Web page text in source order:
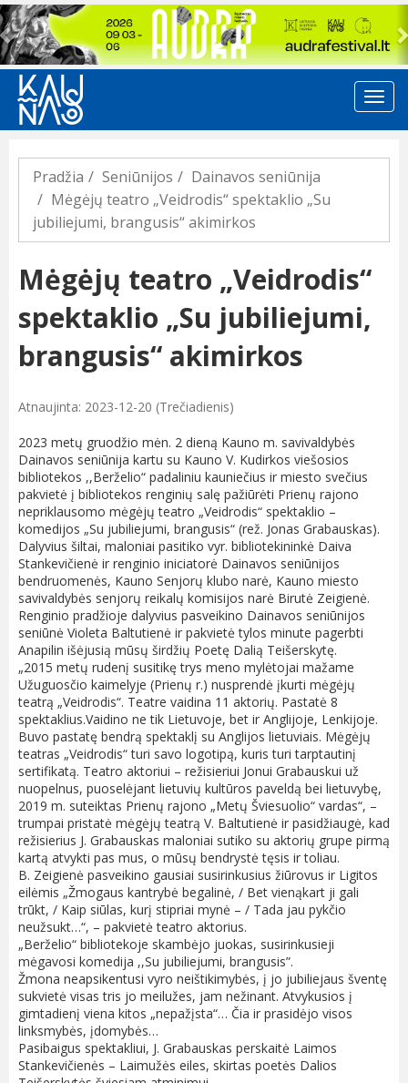
Previous
Pradžia Seniūnijos
Dainavos seniūnija
Mėgėjų teatro „Veidrodis“ spektaklio „Su
jubiliejumi, brangusis“ akimirkos
Mėgėjų teatro „Veidrodis“
spektaklio „Su jubiliejumi,
brangusis“ akimirkos
Atnaujinta: 2023-12-20 (Trečiadienis)
2023 metų gruodžio mėn. 2 dieną Kauno m. savivaldybės
Dainavos seniūnija kartu su Kauno V. Kudirkos viešosios
bibliotekos ,,Berželio“ padaliniu kauniečius ir miesto svečius
pakvietė į bibliotekos renginių salę pažiūrėti Prienų rajono
nepriklausomo mėgėjų teatro „Veidrodis“ spektaklio –
komedijos „Su jubiliejumi, brangusis“ (rež. Jonas Grabauskas).
Dalyvius šiltai, maloniai pasitiko vyr. bibliotekininkė Daiva
Stankevičienė ir renginio iniciatorė Dainavos seniūnijos
bendruomenės, Kauno Senjorų klubo narė, Kauno miesto
savivaldybės senjorų reikalų komisijos narė Birutė Zeigienė.
Renginio pradžioje dalyvius pasveikino Dainavos seniūnijos
seniūnė Violeta Baltutienė ir pakvietė tylos minute pagerbti
Anapilin išėjusią mūsų širdžių Poetę Dalią Teišerskytę.
„2015 metų rudenį susitikę trys meno mylėtojai mažame
Užuguosčio kaimelyje (Prienų r.) nusprendė įkurti mėgėjų
teatrą „Veidrodis“. Teatre vaidina 11 aktorių. Pastatė 8
spektaklius.Vaidino ne tik Lietuvoje, bet ir Anglijoje, Lenkijoje.
Buvo pastatę bendrą spektaklį su Anglijos lietuviais. Mėgėjų
teatras „Veidrodis“ turi savo logotipą, kuris turi tarptautinį
sertifikatą. Teatro aktoriui – režisieriui Jonui Grabauskui už
nuopelnus, puoselėjant lietuvių kultūros paveldą bei lietuvybę,
2019 m. suteiktas Prienų rajono „Metų Šviesuolio“ vardas“, –
trumpai pristatė mėgėjų teatrą V. Baltutienė ir pasidžiaugė, kad
režisierius J. Grabauskas maloniai sutiko su aktorių grupe pirmą
kartą atvykti pas mus, o mūsų bendrystė tęsis ir toliau.
B. Zeigienė pasveikino gausiai susirinkusius žiūrovus ir Ligitos
eilėmis „Žmogaus kantrybė begalinė, / Bet vienąkart ji gali
trūkt, / Kaip siūlas, kurį stipriai mynė – / Tada jau pykčio
neužsukt…“, – pakvietė teatro aktorius.
„Berželio“ bibliotekoje skambėjo juokas, susirinkusieji
mėgavosi komedija ,,Su jubiliejumi, brangusis”.
Žmona neapsikentusi vyro neištikimybės, į jo jubiliejaus šventę
sukvietė visas tris jo meilužes, jam nežinant. Atvykusios į
gimtadienį viena kitos „nepažįsta“… Čia ir prasidėjo visos
linksmybės, įdomybės…
Pasibaigus spektakliui, J. Grabauskas perskaitė Laimos
Stankevičienės – Laimužės eiles, skirtas poetės Dalios